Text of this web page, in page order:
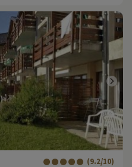
(9.2/10)